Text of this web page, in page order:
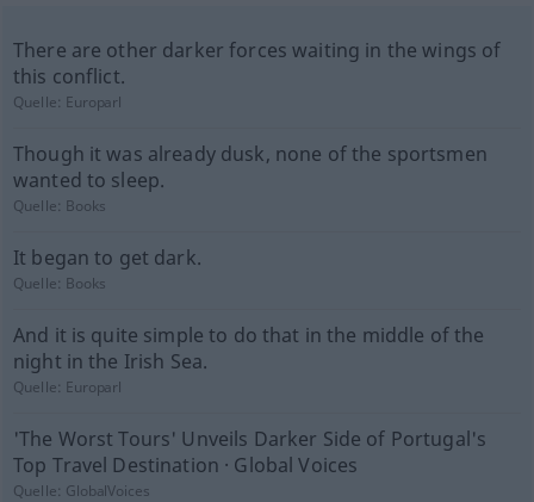
There are other darker forces waiting in the wings of
this conflict.
Quelle: Europarl
Though it was already dusk, none of the sportsmen
wanted to sleep.
Quelle: Books
It began to get dark.
Quelle: Books
And it is quite simple to do that in the middle of the
night in the Irish Sea.
Quelle: Europarl
'The Worst Tours' Unveils Darker Side of Portugal's
Top Travel Destination · Global Voices
Quelle: GlobalVoices